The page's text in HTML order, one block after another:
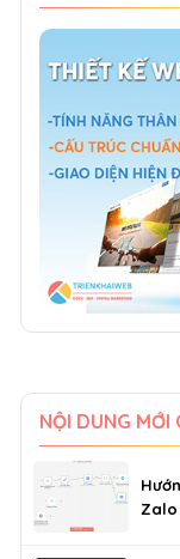
NỘI DUNG MỚI
Zalo